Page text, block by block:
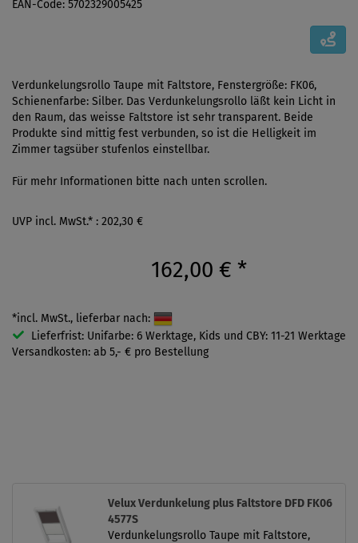
EAN-Code: 5702329005425
Verdunkelungsrollo Taupe mit Faltstore, Fenstergröße: FK06,
Schienenfarbe: Silber. Das Verdunkelungsrollo läßt kein Licht in
den Raum, das weisse Faltstore ist sehr transparent. Beide
Produkte sind mittig fest verbunden, so ist die Helligkeit im
Zimmer tagsüber stufenlos einstellbar.
Für mehr Informationen bitte nach unten scrollen.
UVP incl. MwSt.* : 202,30 €
162,00 € *
*incl. MwSt., lieferbar nach:
Lieferfrist: Unifarbe: 6 Werktage, Kids und CBY: 11-21 Werktage
Versandkosten: ab 5,- € pro Bestellung
Velux Verdunkelung plus Faltstore DFD FK06
4577S
Verdunkelungsrollo Taupe mit Faltstore,